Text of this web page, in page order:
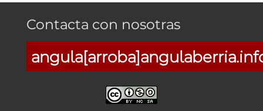
Contacta con nosotras